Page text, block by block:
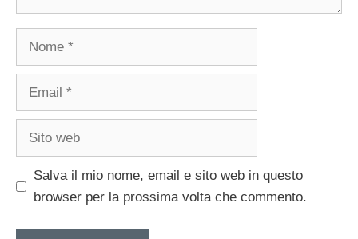
Nome
Email
Sito
Salva il mio nome, email e sito web in questo
browser per la prossima volta che commento.